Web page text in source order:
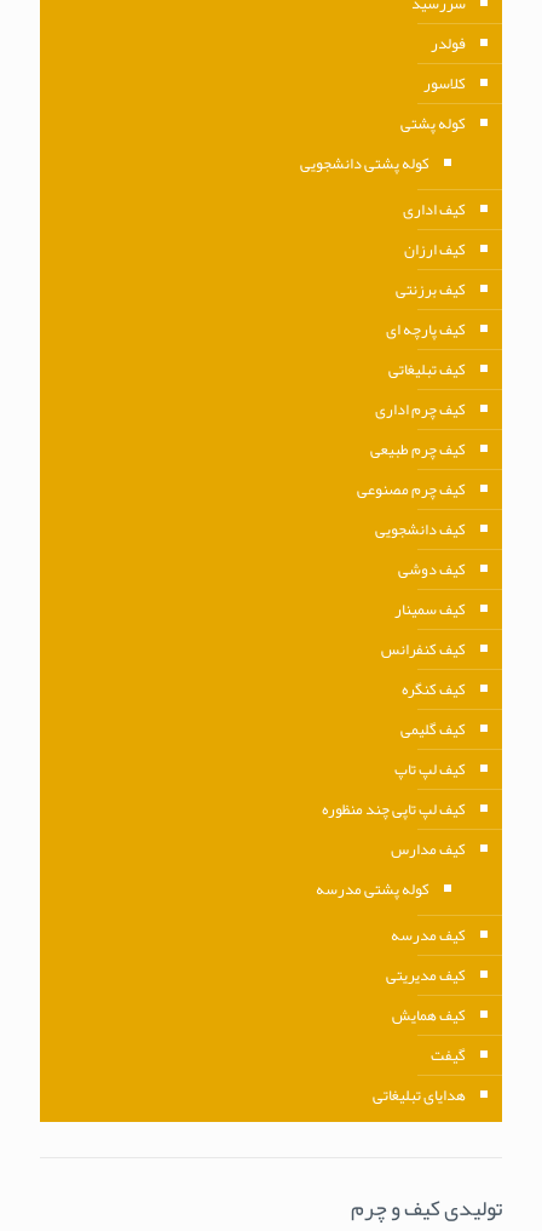
فولدر
کلاسور
کوله پشتی
کوله پشتی دانشجویی
کیف اداری
کیف ارزان
کیف برزنتی
کیف پارچه ای
کیف تبلیغاتی
کیف چرم اداری
کیف چرم طبیعی
کیف چرم مصنوعی
کیف دانشجویی
کیف دوشی
کیف سمینار
کیف کنفرانس
کیف کنگره
کیف گلیمی
کیف لپ تاپ
کیف لپ تاپی چند منظوره
کیف مدارس
کوله پشتی مدرسه
کیف مدرسه
کیف مدیریتی
کیف همایش
گیفت
هدایای تبلیغاتی
تولیدی کیف و چرم